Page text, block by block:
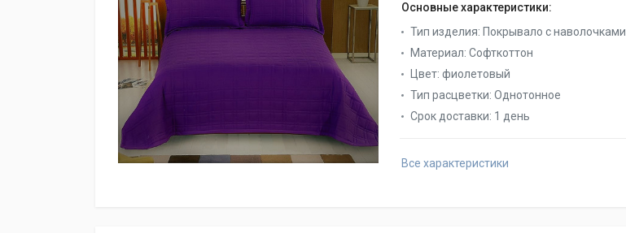
Основные характеристики:
Тип изделия: Покрывало с наволочками
Материал: Софткоттон
Цвет: фиолетовый
Тип расцветки: Однотонное
Срок доставки: 1 день
Все характеристики